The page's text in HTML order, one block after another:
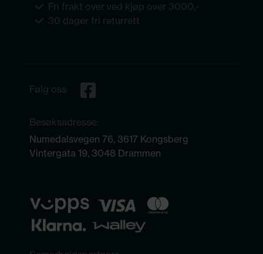
Fri frakt over ved kjøp over 3000,-
30 dager fri returrett
Følg oss:
Besøksadresse:
Numedalsvegen 76, 3617 Kongsberg
Vintergata 19, 3048 Drammen